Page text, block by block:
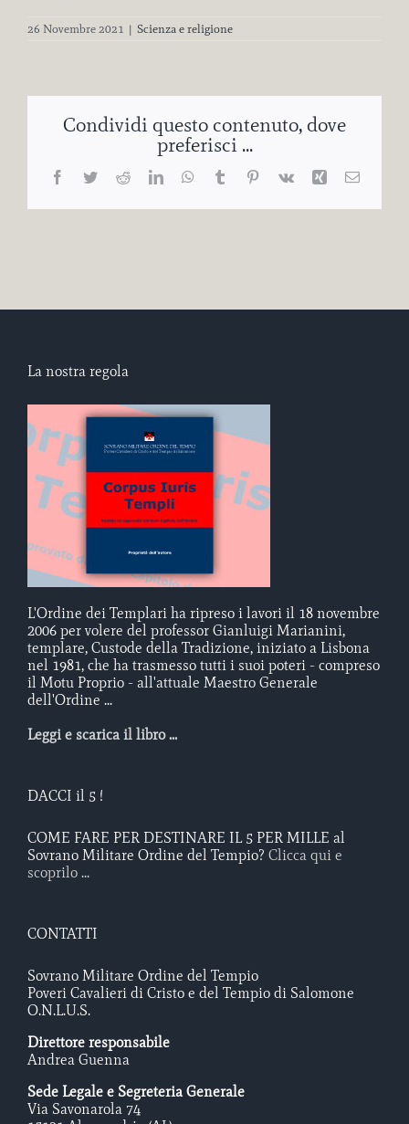
26 Novembre 2021 | Scienza e religione
Condividi questo contenuto, dove
preferisci ...
Facebook
TwitterRedditLinkedInWhatsApp
TumblrPinterest
Vk Xing Email
La nostra regola
L'Ordine dei Templari ha ripreso i lavori il 18 novembre
2006 per volere del professor Gianluigi Marianini,
templare, Custode della Tradizione, iniziato a Lisbona
nel 1981, che ha trasmesso tutti i suoi poteri - compreso
il Motu Proprio - all'attuale Maestro Generale
dell'Ordine ...
Leggi e scarica il libro ...
DACCI il 5 !
COME FARE PER DESTINARE IL 5 PER MILLE al
Sovrano Militare Ordine del Tempio? Clicca qui e
scoprilo ...
CONTATTI
Sovrano Militare Ordine del Tempio
Poveri Cavalieri di Cristo e del Tempio di Salomone
O.N.L.U.S.
Direttore responsabile
Andrea Guenna
Sede Legale e Segreteria Generale
Via Savonarola 74